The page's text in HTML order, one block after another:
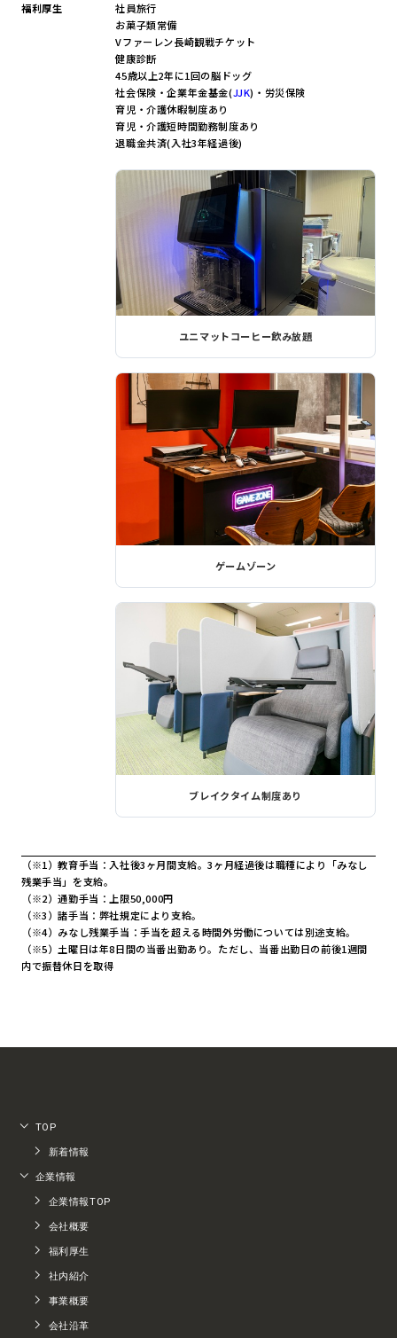
福利厚生
社員旅行
お菓子類常備
Vファーレン長崎観戦チケット
健康診断
45歳以上2年に1回の脳ドッグ
社会保険・企業年金基金(JJK)・労災保険
育児・介護休暇制度あり
育児・介護短時間勤務制度あり
退職金共済(入社3年経過後)
ユニマットコーヒー飲み放題
ゲームゾーン
ブレイクタイム制度あり
（※1）教育手当：入社後3ヶ月間支給。3ヶ月経過後は職種により「みなし
残業手当」を支給。
（※2）通勤手当：上限50,000円
（※3）諸手当：弊社規定により支給。
（※4）みなし残業手当：手当を超える時間外労働については別途支給。
（※5）土曜日は年8日間の当番出勤あり。ただし、当番出勤日の前後1週間
内で振替休日を取得
TOP
新着情報
企業情報
企業情報TOP
会社概要
福利厚生
社内紹介
事業概要
会社沿革